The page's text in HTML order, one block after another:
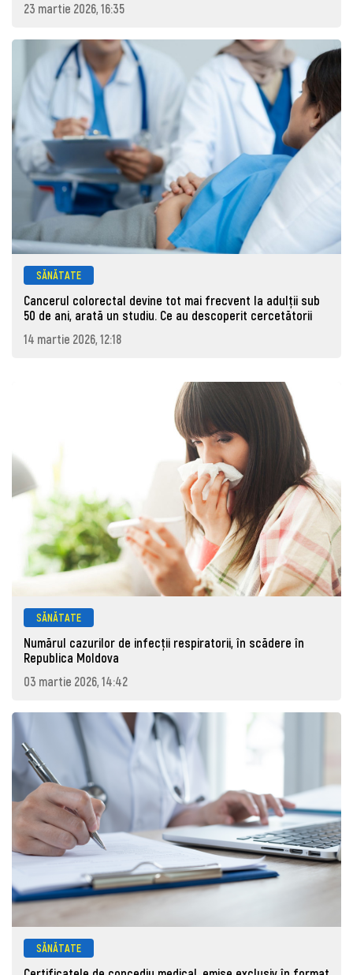
23 martie 2026, 16:35
SĂNĂTATE
Cancerul colorectal devine tot mai frecvent la adulţii sub
50 de ani, arată un studiu. Ce au descoperit cercetătorii
14 martie 2026, 12:18
SĂNĂTATE
Numărul cazurilor de infecții respiratorii, în scădere în
Republica Moldova
03 martie 2026, 14:42
SĂNĂTATE